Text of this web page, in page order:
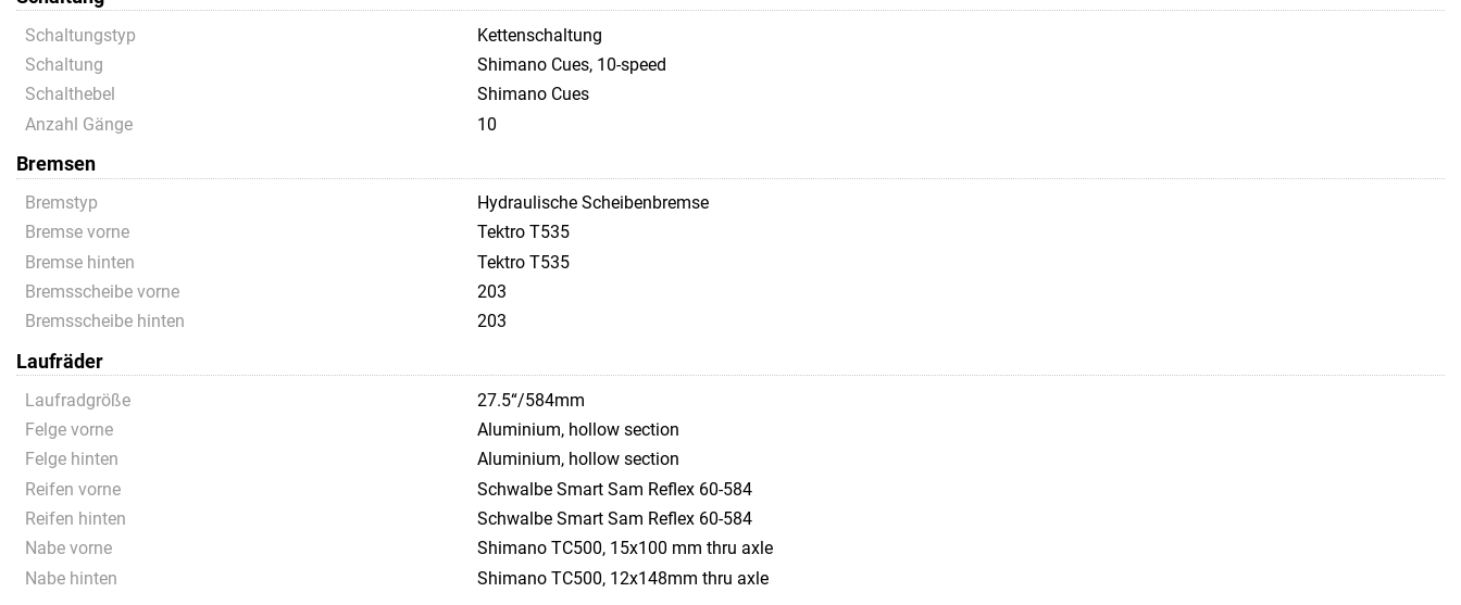
Schaltungstyp
Kettenschaltung
Schaltung
Shimano Cues, 10-speed
Schalthebel
Shimano Cues
Anzahl Gänge
10
Bremsen
Bremstyp
Hydraulische Scheibenbremse
Bremse vorne
Tektro T535
Bremse hinten
Tektro T535
Bremsscheibe vorne
203
Bremsscheibe hinten
203
Laufräder
Laufradgröße
27.5“/584mm
Felge vorne
Aluminium, hollow section
Felge hinten
Aluminium, hollow section
Reifen vorne
Schwalbe Smart Sam Reflex 60-584
Reifen hinten
Schwalbe Smart Sam Reflex 60-584
Nabe vorne
Shimano TC500, 15x100 mm thru axle
Nabe hinten
Shimano TC500, 12x148mm thru axle